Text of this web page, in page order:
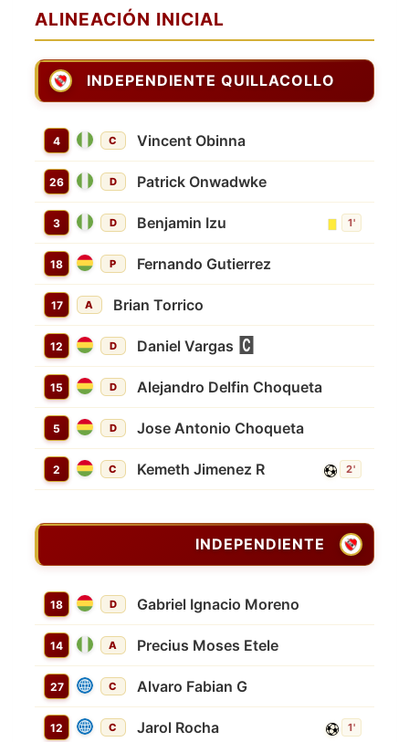
ALINEACIÓN INICIAL
INDEPENDIENTE QUILLACOLLO
4 C Vincent Obinna
26 D Patrick Onwadwke
3 D Benjamin Izu 1'
18 P Fernando Gutierrez
17 A Brian Torrico
12 D Daniel Vargas
15 D Alejandro Delfin Choqueta
5 D Jose Antonio Choqueta
2 C Kemeth Jimenez R 2'
INDEPENDIENTE
18 D Gabriel Ignacio Moreno
14 A Precius Moses Etele
27 C Alvaro Fabian G
12 C Jarol Rocha 1'